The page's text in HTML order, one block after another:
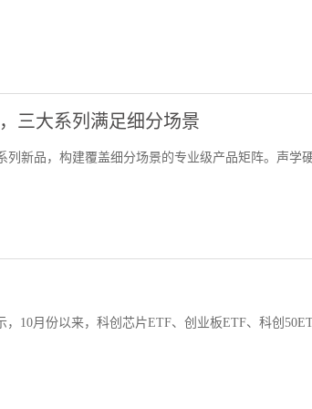
三大系列满足细分场景
列新品，构建覆盖细分场景的专业级产品矩阵。声学
10月份以来，科创芯片ETF、创业板ETF、科创